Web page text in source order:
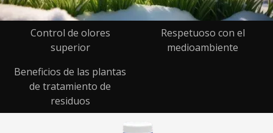
Control de olores
superior
Respetuoso con el
medioambiente
Beneficios de las plantas
de tratamiento de
residuos